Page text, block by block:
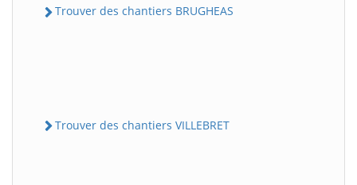
Trouver des chantiers BRUGHEAS
Trouver des chantiers VILLEBRET